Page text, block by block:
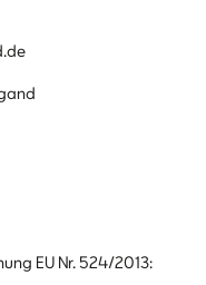
EU Nr. 524/2013: